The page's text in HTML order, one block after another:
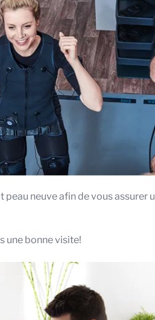
peau neuve afin de vous
une bonne visite!